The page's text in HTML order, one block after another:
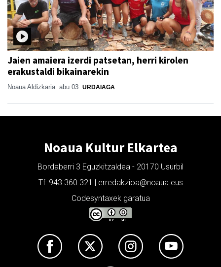
Jaien amaiera izerdi patsetan, herri kirolen
erakustaldi bikainarekin
Noaua Aldizkaria abu 03 URDAIAGA
Noaua Kultur Elkartea
Bordaberri 3 Eguzkitzaldea - 20170 Usurbil
Tf: 943 360 321 | erredakzioa@noaua.eus
Codesyntaxek garatua